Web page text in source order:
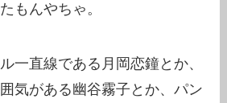
もんやちゃ。
一直線である月岡恋鐘とか、
気がある幽谷霧子とか、パン